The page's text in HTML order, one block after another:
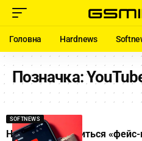
Головна Hardnews
Позначка:
SOFTNEWS
На YouTube з’явиться